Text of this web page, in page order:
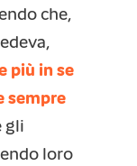
che,
più in se
sempre
gli
loro